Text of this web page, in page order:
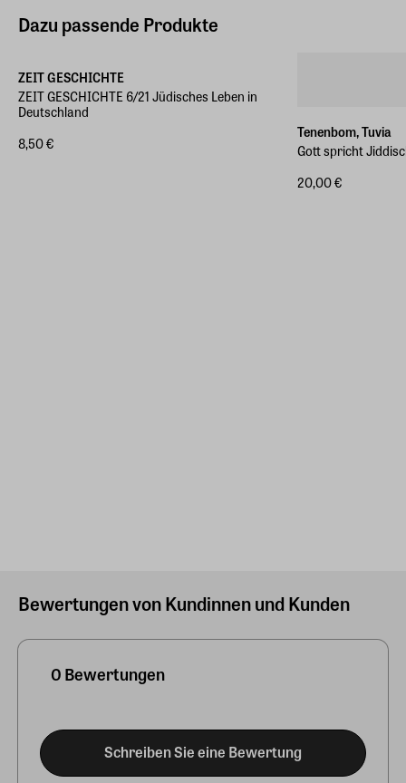
Dazu passende Produkte
ZEIT GESCHICHTE
ZEIT GESCHICHTE 6/21 Jüdisches Leben in
Deutschland
8,50 €
Tenenbom, Tuvia
Gott spricht
20,00 €
Bewertungen von Kundinnen und Kunden
0 Bewertungen
Schreiben Sie eine Bewertung